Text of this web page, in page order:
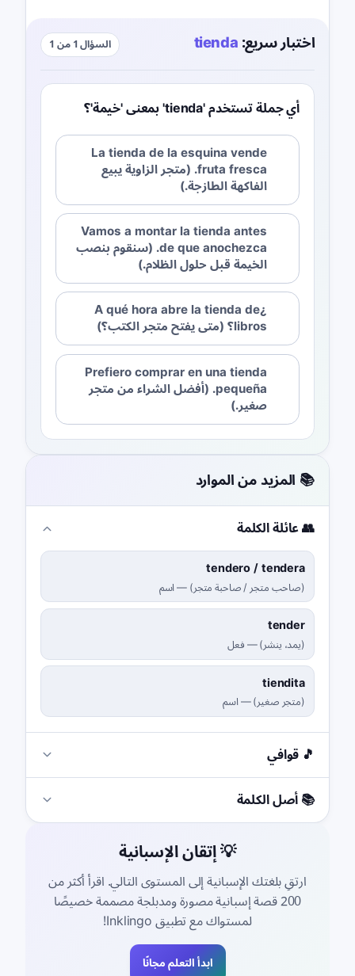
اختبار سريع:tienda السؤال 1 من 1
أي جملة تستخدم 'tienda' بمعنى 'خيمة'؟
La tienda de la esquina vende
fruta fresca. (متجر الزاوية يبيع
الفاكهة الطازجة.)
Vamos a montar la tienda antes
de que anochezca. (سنقوم بنصب
الخيمة قبل حلول الظلام.)
¿A qué hora abre la tienda de
libros؟ (متى يفتح متجر الكتب؟)
Prefiero comprar en una tienda
pequeña. (أفضل الشراء من متجر
صغير.)
📚 المزيد من الموارد
👥 عائلة الكلمة
tendero / tendera
(صاحب متجر / صاحبة متجر)
—اسم
tender
(يمد، ينشر)
—فعل
tiendita
(متجر صغير)
—اسم
🎵 قوافي
📚 أصل الكلمة
💡 إتقان الإسبانية
ارتقِ بلغتك الإسبانية إلى المستوى التالي. اقرأ أكثر من
200 قصة إسبانية مصورة ومدبلجة مصممة خصيصًا
لمستواك مع تطبيق Inklingo!
ابدأ التعلم مجانًا